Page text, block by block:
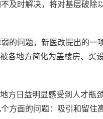
及时解决，将对基层破除
的问题，新医改提出的一
各地方简化为盖楼房、
方日益明显感受到人才瓶
方面的问题：吸引和留